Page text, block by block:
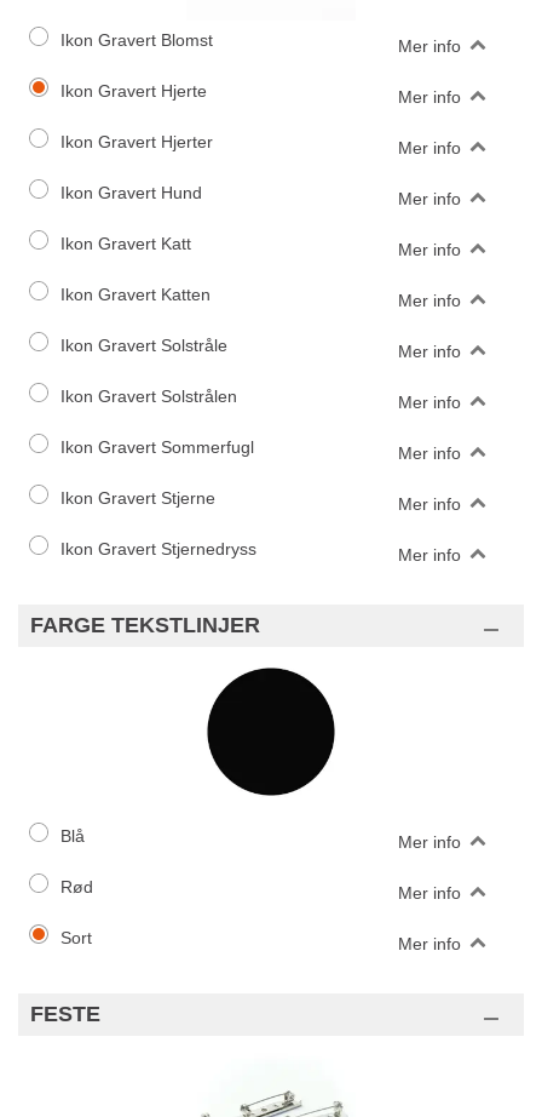
Ikon Gravert Blomst Mer info
Ikon Gravert Hjerte Mer info
Ikon Gravert Hjerter Mer info
Ikon Gravert Hund Mer info
Ikon Gravert Katt Mer info
Ikon Gravert Katten Mer info
Ikon Gravert Solstråle Mer info
Ikon Gravert Solstrålen Mer info
Ikon Gravert Sommerfugl Mer info
Ikon Gravert Stjerne Mer info
Ikon Gravert Stjernedryss Mer info
FARGE TEKSTLINJER
Blå Mer info
Rød Mer info
Sort Mer info
FESTE